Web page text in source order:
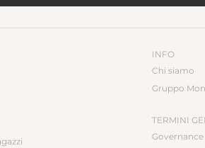
INFO
Chi siamo
Gruppo
TERMINI
Governance